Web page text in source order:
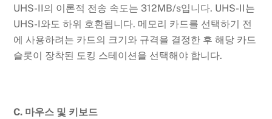
UHS-II의 이론적 전송 속도는 312MB/s입니다. UHS-II는
UHS-I와도 하위 호환됩니다. 메모리 카드를 선택하기 전
에 사용하려는 카드의 크기와 규격을 결정한 후 해당 카드
슬롯이 장착된 도킹 스테이션을 선택해야 합니다.
C. 마우스 및 키보드